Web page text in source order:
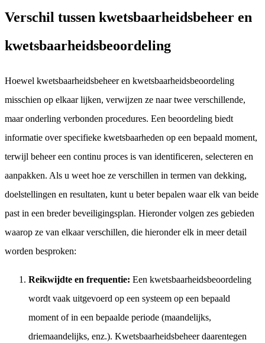
Verschil tussen kwetsbaarheidsbeheer en
kwetsbaarheidsbeoordeling
Hoewel kwetsbaarheidsbeheer en kwetsbaarheidsbeoordeling
misschien op elkaar lijken, verwijzen ze naar twee verschillende,
maar onderling verbonden procedures. Een beoordeling biedt
informatie over specifieke kwetsbaarheden op een bepaald moment,
terwijl beheer een continu proces is van identificeren, selecteren en
aanpakken. Als u weet hoe ze verschillen in termen van dekking,
doelstellingen en resultaten, kunt u beter bepalen waar elk van beide
past in een breder beveiligingsplan. Hieronder volgen zes gebieden
waarop ze van elkaar verschillen, die hieronder elk in meer detail
worden besproken:
Reikwijdte en frequentie: Een kwetsbaarheidsbeoordeling
wordt vaak uitgevoerd op een systeem op een bepaald
moment of in een bepaalde periode (maandelijks,
driemaandelijks, enz.). Kwetsbaarheidsbeheer daarentegen